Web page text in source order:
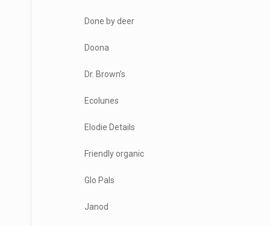
Done by deer
Doona
Dr. Brown’s
Ecolunes
Elodie Details
Friendly organic
Glo Pals
Janod